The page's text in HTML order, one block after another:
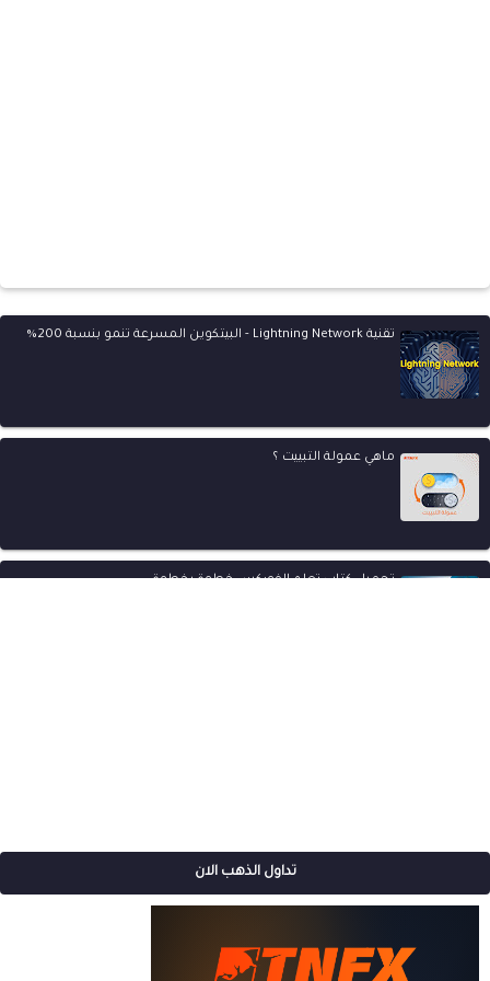
تقنية Lightning Network - البيتكوين المسرعة تنمو بنسبة 200%
ماهي عمولة التبييت ؟
تحميل كتاب تعلم الفوركس خطوة بخطوة
تداول الذهب الان